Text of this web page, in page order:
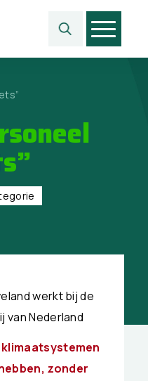
werkt bij de
Nederland
klimaatsystemen
zonder